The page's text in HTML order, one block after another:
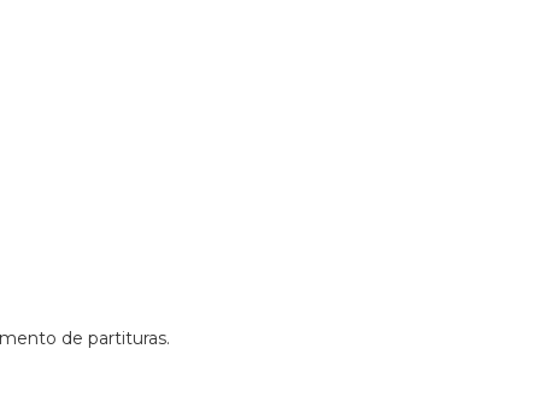
de partituras.